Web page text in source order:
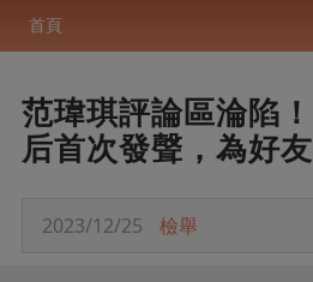
首頁
范瑋琪評論區淪陷
后首次發聲，為好
2023/12/25 檢舉